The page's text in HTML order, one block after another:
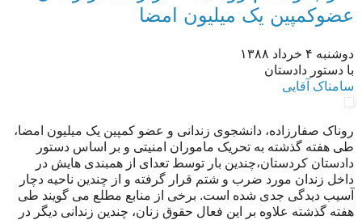
عضوکمپین یک میلیون امضا
دوشنبه ۴ خرداد ۱۳۸۸
با دستور دادستان
سامناک آقایی
روناک صفارزاده، دانشجوی زندانی و عضو کمپین یک میلیون امضا،
طی هفته گذشته به تحریک ماموران امنیتی و بر اساس دستور
دادستان کردستان،چندین بار توسط تعدای از همبندی هایش در
داخل زندان مورد ضرب و شتم قرار گرفته و از چندین ناحیه دچار
آسیب دیدگی جدی شده است. برخی از منابع مطلع می گویند طی
هفته گذشته علاوه بر این فعال حقوق زنان، چندین زندانی دیگر در